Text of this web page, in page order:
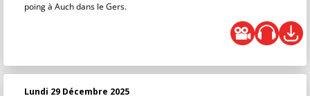
poing à Auch dans le Gers.
Lundi 29 Décembre 2025